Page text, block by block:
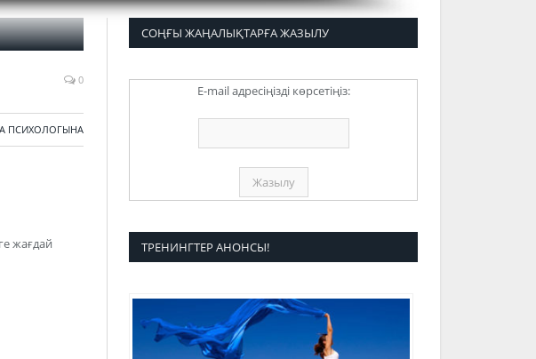
0
ПСИХОЛОГЫНА
жағдай
СОҢҒЫ ЖАҢАЛЫҚТАРҒА ЖАЗЫЛУ
E-mail адресіңізді көрсетіңіз:
ТРЕНИНГТЕР АНОНСЫ!